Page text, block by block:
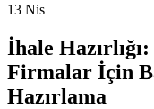
13 Nis
İhale
Firmalar İçin
Hazırlama